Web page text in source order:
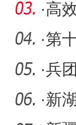
·高
举措
·第
·兵
察节
·新